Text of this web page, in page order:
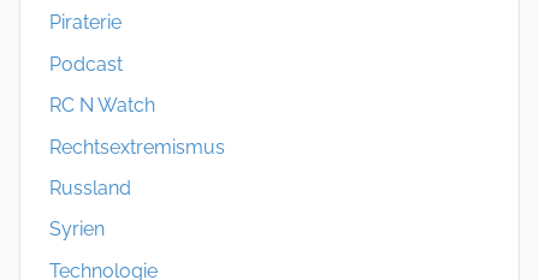
Piraterie
Podcast
RC N Watch
Rechtsextremismus
Russland
Syrien
Technologie